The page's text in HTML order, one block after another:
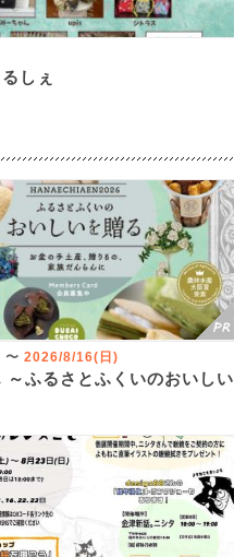
しぇ
〜 2026/8/16(日)
～ふるさとふくいのおいしい